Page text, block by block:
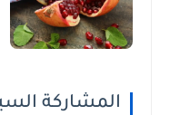
المشاركة